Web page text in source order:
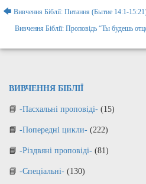
Навігація
записів
🡄 Вивчення Біблії: Питання (Бытие 14:1-
Вивчення Біблії: Проповідь “Ты будешь
ВИВЧЕННЯ БІБЛІЇ
-Пасхальні проповіді- (15)
-Попередні цикли- (222)
-Різдвяні проповіді- (81)
-Спеціальні- (130)